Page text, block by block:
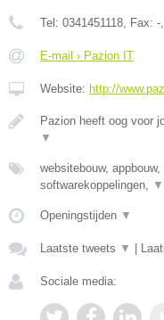
Tel: 0341451118 , Fax: -
E-mail › Pazion IT
Website: http://
Pazion heeft oog voor
▼
websitebouw,
softwarekoppelingen,
▼
Openingstijden ▼
Laatste tweets ▼
Sociale media: